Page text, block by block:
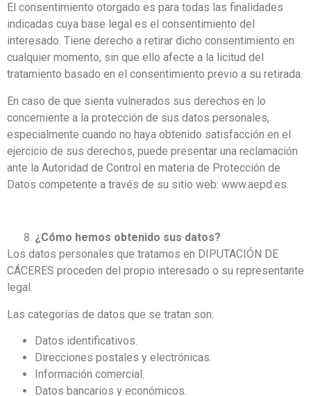
El consentimiento otorgado es para todas las finalidades
indicadas cuya base legal es el consentimiento del
interesado. Tiene derecho a retirar dicho consentimiento en
cualquier momento, sin que ello afecte a la licitud del
tratamiento basado en el consentimiento previo a su retirada.
En caso de que sienta vulnerados sus derechos en lo
concerniente a la protección de sus datos personales,
especialmente cuando no haya obtenido satisfacción en el
ejercicio de sus derechos, puede presentar una reclamación
ante la Autoridad de Control en materia de Protección de
Datos competente a través de su sitio web: www.aepd.es.
¿Cómo hemos obtenido sus datos?
Los datos personales que tratamos en DIPUTACIÓN DE
CÁCERES proceden del propio interesado o su representante
legal.
Las categorías de datos que se tratan son:
Datos identificativos.
Direcciones postales y electrónicas.
Información comercial.
Datos bancarios y económicos.